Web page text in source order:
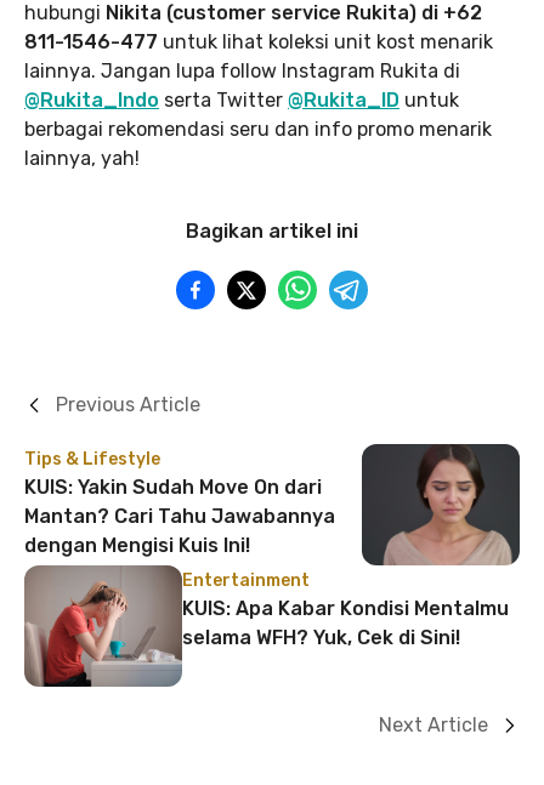
hubungi Nikita (customer service Rukita) di +62
811-1546-477 untuk lihat koleksi unit kost menarik
lainnya. Jangan lupa follow Instagram Rukita di
@Rukita_Indo serta Twitter @Rukita_ID untuk
berbagai rekomendasi seru dan info promo menarik
lainnya, yah!
Bagikan artikel ini
Tips & Lifestyle
KUIS: Yakin Sudah Move On dari
Mantan? Cari Tahu Jawabannya
dengan Mengisi Kuis Ini!
Previous Article
Entertainment
KUIS: Apa Kabar Kondisi Mentalmu
selama WFH? Yuk, Cek di Sini!
Next Article